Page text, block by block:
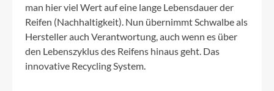
man hier viel Wert auf eine lange Lebensdauer der
Reifen (Nachhaltigkeit). Nun übernimmt Schwalbe als
Hersteller auch Verantwortung, auch wenn es über
den Lebenszyklus des Reifens hinaus geht. Das
innovative Recycling System.